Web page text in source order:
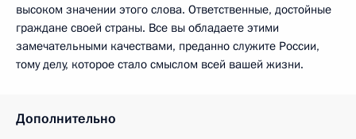
высоком значении этого слова. Ответственные, достойные
граждане своей страны. Все вы обладаете этими
замечательными качествами, преданно служите России,
тому делу, которое стало смыслом всей вашей жизни.
Дополнительно